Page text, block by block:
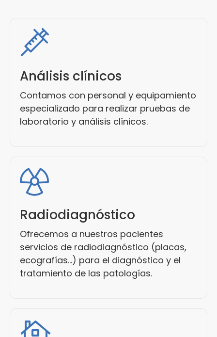
Análisis clínicos
Contamos con personal y equipamiento
especializado para realizar pruebas de
laboratorio y análisis clínicos.
Radiodiagnóstico
Ofrecemos a nuestros pacientes
servicios de radiodiagnóstico (placas,
ecografías…) para el diagnóstico y el
tratamiento de las patologías.